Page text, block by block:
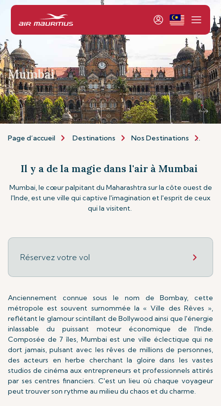
Mumbai
Page d’accueil Destinations Nos Destinations
Il y a de la magie dans l'air à Mumbai
Mumbai, le cœur palpitant du Maharashtra sur la côte ouest de
l'Inde, est une ville qui captive l'imagination et l'esprit de ceux
qui la visitent.
Réservez votre vol
Anciennement connue sous le nom de Bombay, cette
métropole est souvent surnommée la « Ville des Rêves »,
reflétant le glamour scintillant de Bollywood ainsi que l'énergie
inlassable du puissant moteur économique de l'Inde.
Composée de 7 îles, Mumbai est une ville éclectique qui ne
dort jamais, pulsant avec les rêves de millions de personnes,
des acteurs en herbe cherchant la gloire dans les vastes
studios de cinéma aux entrepreneurs et professionnels attirés
par ses centres financiers. C'est un lieu où chaque voyageur
peut trouver son rythme au milieu du chaos et du charme.